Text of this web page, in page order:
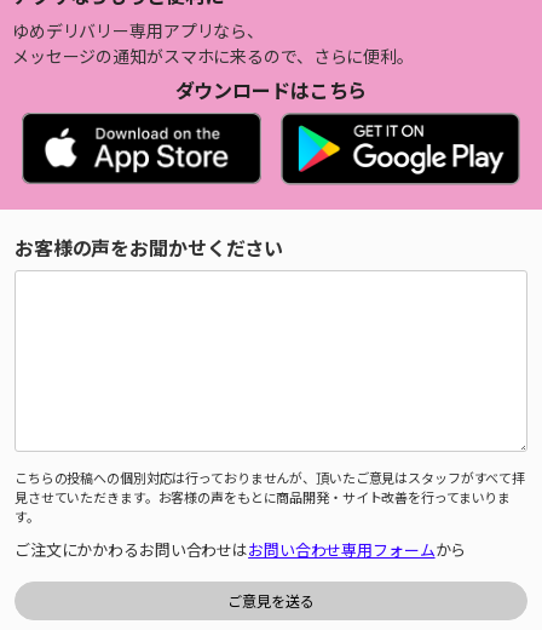
ゆめデリバリー専用アプリなら、
メッセージの通知がスマホに来るので、さらに便利。
ダウンロードはこちら
お客様の声をお聞かせください
こちらの投稿への個別対応は行っておりませんが、頂いたご意見はスタッフがすべて拝
見させていただきます。お客様の声をもとに商品開発・サイト改善を行ってまいりま
す。
ご注文にかかわるお問い合わせはお問い合わせ専用フォームから